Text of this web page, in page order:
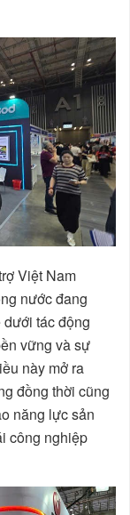
Việt Nam
nước đang
tác động
vững và sự
này mở ra
đồng thời cũng
năng lực sản
công nghiệp